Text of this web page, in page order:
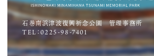
石巻南浜津波復興祈念公園 管理事務所
TEL：0225-98-7401